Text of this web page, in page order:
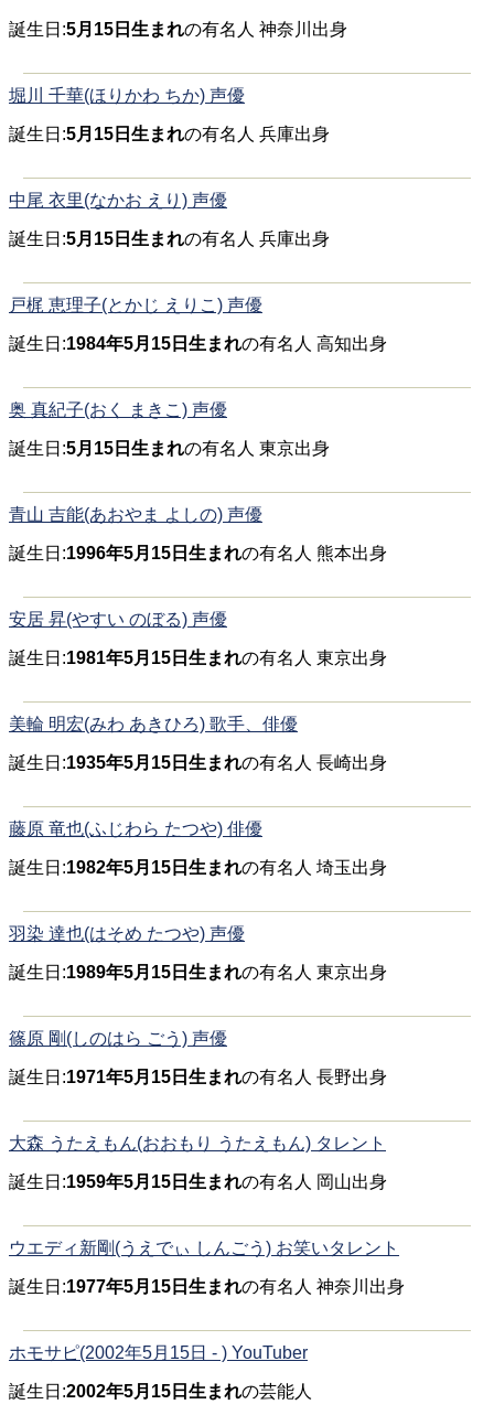
誕生日:5月15日生まれの有名人 神奈川出身
堀川 千華(ほりかわ ちか) 声優
誕生日:5月15日生まれの有名人 兵庫出身
中尾 衣里(なかお えり) 声優
誕生日:5月15日生まれの有名人 兵庫出身
戸梶 恵理子(とかじ えりこ) 声優
誕生日:1984年5月15日生まれの有名人 高知出身
奥 真紀子(おく まきこ) 声優
誕生日:5月15日生まれの有名人 東京出身
青山 吉能(あおやま よしの) 声優
誕生日:1996年5月15日生まれの有名人 熊本出身
安居 昇(やすい のぼる) 声優
誕生日:1981年5月15日生まれの有名人 東京出身
美輪 明宏(みわ あきひろ) 歌手、俳優
誕生日:1935年5月15日生まれの有名人 長崎出身
藤原 竜也(ふじわら たつや) 俳優
誕生日:1982年5月15日生まれの有名人 埼玉出身
羽染 達也(はそめ たつや) 声優
誕生日:1989年5月15日生まれの有名人 東京出身
篠原 剛(しのはら ごう) 声優
誕生日:1971年5月15日生まれの有名人 長野出身
大森 うたえもん(おおもり うたえもん) タレント
誕生日:1959年5月15日生まれの有名人 岡山出身
ウエディ新剛(うえでぃ しんごう) お笑いタレント
誕生日:1977年5月15日生まれの有名人 神奈川出身
ホモサピ(2002年5月15日 - ) YouTuber
誕生日:2002年5月15日生まれの芸能人